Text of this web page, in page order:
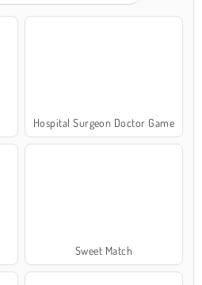
Hospital Surgeon Doctor Game
Sweet Match